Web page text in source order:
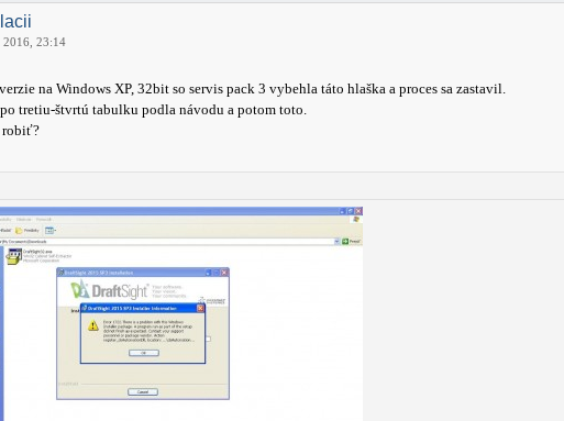
2016, 23:14
na Windows XP, 32bit so servis pack 3 vybehla táto hlaška a proces sa zastavil.
po tretiu-štvrtú tabulku podla návodu a potom toto.
robiť?